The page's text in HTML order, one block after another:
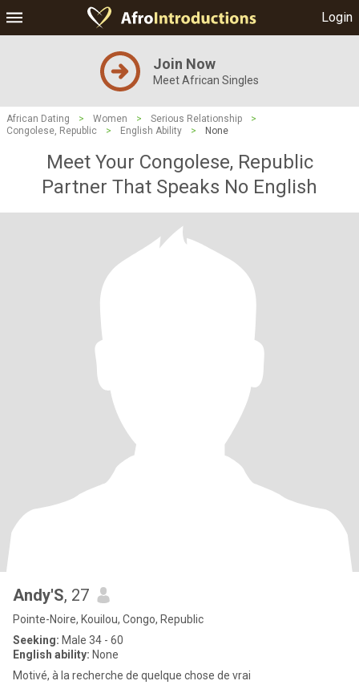
Login
Join Now
Meet African Singles
African Dating > Women > Serious Relationship
>
Congolese, Republic
> English Ability > None
Meet Your Congolese, Republic
Partner That Speaks No English
Andy'S, 27
Pointe-Noire, Kouilou, Congo, Republic
Seeking: Male 34 - 60
English ability: None
Motivé, à la recherche de quelque chose de vrai